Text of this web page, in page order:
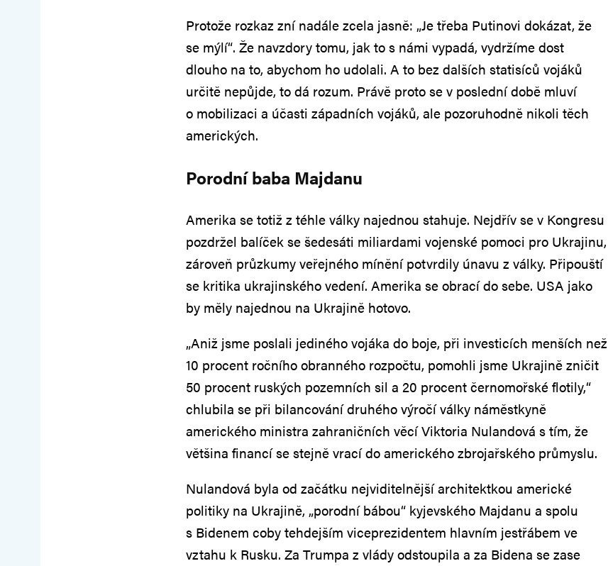
Protože rozkaz zní nadále zcela jasně: „Je třeba Putinovi dokázat, že
se mýlí“. Že navzdory tomu, jak to s námi vypadá, vydržíme dost
dlouho na to, abychom ho udolali. A to bez dalších statisíců vojáků
určitě nepůjde, to dá rozum. Právě proto se v poslední době mluví
o mobilizaci a účasti západních vojáků, ale pozoruhodně nikoli těch
amerických.
Porodní baba Majdanu
Amerika se totiž z téhle války najednou stahuje. Nejdřív se v Kongresu
pozdržel balíček se šedesáti miliardami vojenské pomoci pro Ukrajinu,
zároveň průzkumy veřejného mínění potvrdily únavu z války. Připouští
se kritika ukrajinského vedení. Amerika se obrací do sebe. USA jako
by měly najednou na Ukrajině hotovo.
„Aniž jsme poslali jediného vojáka do boje, při investicích menších než
10 procent ročního obranného rozpočtu, pomohli jsme Ukrajině zničit
50 procent ruských pozemních sil a 20 procent černomořské flotily,“
chlubila se při bilancování druhého výročí války náměstkyně
amerického ministra zahraničních věcí Viktoria Nulandová s tím, že
většina financí se stejně vrací do amerického zbrojařského průmyslu.
Nulandová byla od začátku nejviditelnější architektkou americké
politiky na Ukrajině, „porodní bábou“ kyjevského Majdanu a spolu
s Bidenem coby tehdejším viceprezidentem hlavním jestřábem ve
vztahu k Rusku. Za Trumpa z vlády odstoupila a za Bidena se zase